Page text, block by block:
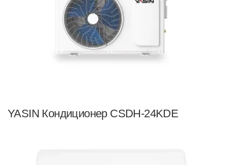
YASIN Кондиционер CSDH-24KDE